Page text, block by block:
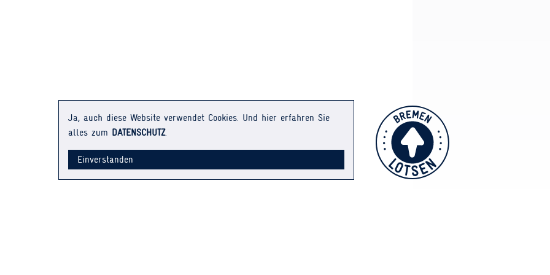
Ja, auch diese Website verwendet Cookies. Und hier erfahren Sie
alles zum DATENSCHUTZ.
Einverstanden